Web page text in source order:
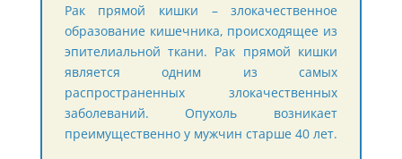
Рак прямой кишки – злокачественное
образование кишечника, происходящее из
эпителиальной ткани. Рак прямой кишки
является одним из самых
распространенных злокачественных
заболеваний. Опухоль возникает
преимущественно у мужчин старше 40 лет.